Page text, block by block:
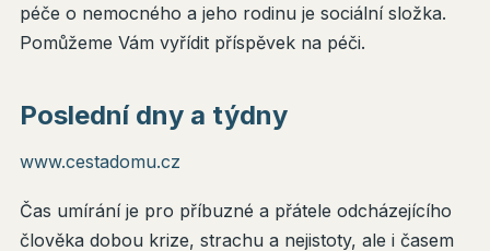
péče o nemocného a jeho rodinu je sociální složka.
Pomůžeme Vám vyřídit příspěvek na péči.
Poslední dny a týdny
www.cestadomu.cz
Čas umírání je pro příbuzné a přátele odcházejícího
člověka dobou krize, strachu a nejistoty, ale i časem